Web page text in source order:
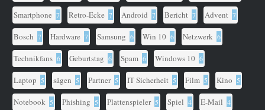
Smartphone 7 Retro-Ecke 7 Android 7 Bericht 7 Advent 7
Bosch 7 Hardware 7 Samsung 6 Win 10 6 Netzwerk 6
Technikfans 6 Geburtstag 6 Spam 6 Windows 10 6
Laptop 5 sägen 5 Partner 5 IT Sicherheit 5 Film 5 Kino 5
Notebook 5 Phishing 5 Plattenspieler 5 Spiel 4 E-Mail 4